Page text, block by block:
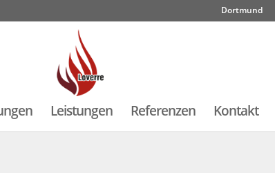
Dortmund
Leistungen Referenzen Kontakt